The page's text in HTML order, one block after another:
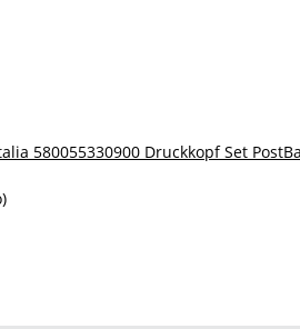
580055330900 Druckkopf Set